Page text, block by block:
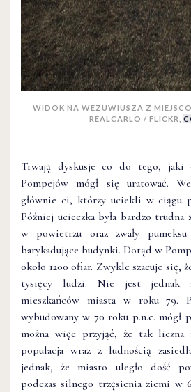
WIDOK NA WEZUWIUSZA Z
REALCARLO / FLICKR,
Trwają dyskusje co do tego, jaki
Pompejów mógł się uratować.
głównie ci, którzy uciekli w ciągu
Później ucieczka była bardzo trudna
w powietrzu oraz zwały
barykadujące budynki. Dotąd w
około 1200 ofiar. Zwykle szacuje się,
tysięcy ludzi. Nie jest jednak
mieszkańców miasta w roku 79.
wybudowany w 70 roku p.n.e. mógł
można więc przyjąć, że tak liczna
populacja wraz z ludnością
jednak, że miasto uległo dość
podczas silnego trzęsienia ziemi w